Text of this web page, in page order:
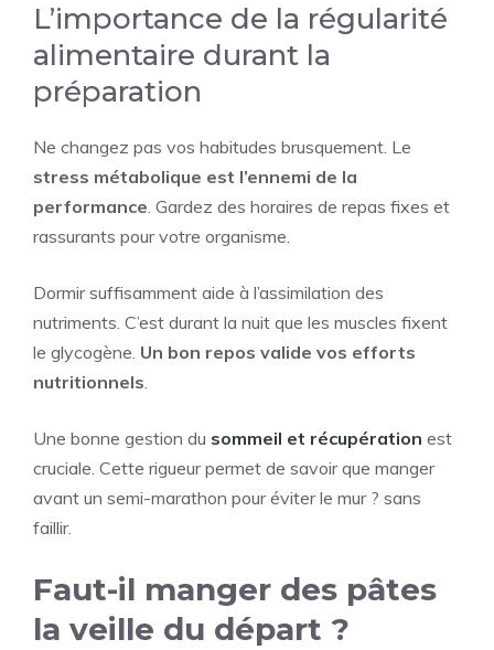
L’importance de la régularité
alimentaire durant la
préparation
Ne changez pas vos habitudes brusquement. Le
stress métabolique est l’ennemi de la
performance. Gardez des horaires de repas fixes et
rassurants pour votre organisme.
Dormir suffisamment aide à l’assimilation des
nutriments. C’est durant la nuit que les muscles fixent
le glycogène. Un bon repos valide vos efforts
nutritionnels.
Une bonne gestion du sommeil et récupération est
cruciale. Cette rigueur permet de savoir que manger
avant un semi-marathon pour éviter le mur ? sans
faillir.
Faut-il manger des pâtes
la veille du départ ?